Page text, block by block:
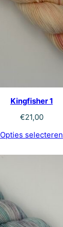
Kingfisher 1
€21,00
Opties selecteren